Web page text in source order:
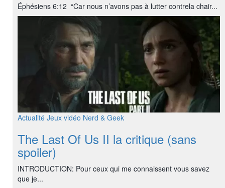
Éphésiens 6:12 “Car nous n’avons pas à lutter contrela chair...
Actualité Jeux vidéo Nerd & Geek
The Last Of Us II la critique (sans
spoiler)
INTRODUCTION: Pour ceux qui me connaissent vous savez
que je...